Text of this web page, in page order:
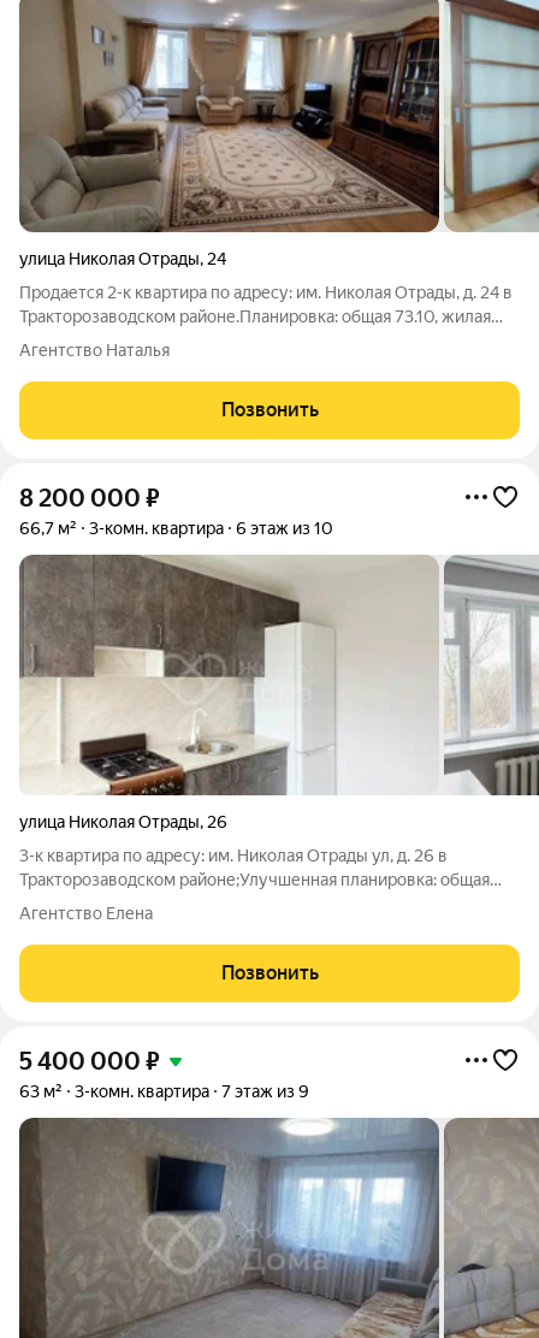
улица Николая Отрады, 24
Продается 2-к квартира по адресу: им. Николая Отрады, д. 24 в
Тракторозаводском районе.Планировка: общая 73.10, жилая
46.00, кухня 12.00.Раздельные комнаты: 18.00 + 28.00
Пластиковые окна. На
Агентство Наталья
Позвонить
8 200 000 ₽
66,7 м² 3-комн. квартира 6 этаж из 10
улица Николая Отрады, 26
3-к квартира по адресу: им. Николая Отрады ул, д. 26 в
Тракторозаводском районе;Улучшенная планировка: общая
66.70 / жилая 36.90 / кухня 7.90Раздельные комнаты: 15.7 +
потолки. На полу линолеум.
Агентство Елена
Позвонить
5 400 000 ₽
63 м² 3-комн. квартира 7 этаж из 9